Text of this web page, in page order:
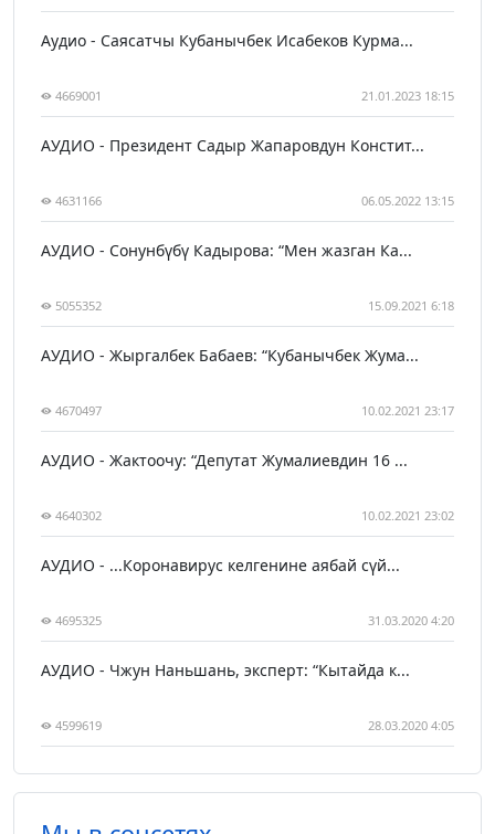
Аудио - Саясатчы Кубанычбек Исабеков Курма...
4669001 21.01.2023 18:15
АУДИО - Президент Садыр Жапаровдун Констит...
4631166 06.05.2022 13:15
АУДИО - Сонунбүбү Кадырова: “Мен жазган Ка...
5055352 15.09.2021 6:18
АУДИО - Жыргалбек Бабаев: “Кубанычбек Жума...
4670497 10.02.2021 23:17
АУДИО - Жактоочу: “Депутат Жумалиевдин 16 ...
4640302 10.02.2021 23:02
АУДИО - ...Коронавирус келгенине аябай сүй...
4695325 31.03.2020 4:20
АУДИО - Чжун Наньшань, эксперт: “Кытайда к...
4599619 28.03.2020 4:05